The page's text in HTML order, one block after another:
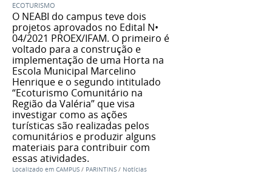
ECOTURISMO
O NEABI do campus teve dois
projetos aprovados no Edital N•
04/2021 PROEX/IFAM. O primeiro é
voltado para a construção e
implementação de uma Horta na
Escola Municipal Marcelino
Henrique e o segundo intitulado
“Ecoturismo Comunitário na
Região da Valéria” que visa
investigar como as ações
turísticas são realizadas pelos
comunitários e produzir alguns
materiais para contribuir com
essas atividades.
Localizado em CAMPUS / PARINTINS / Notícias